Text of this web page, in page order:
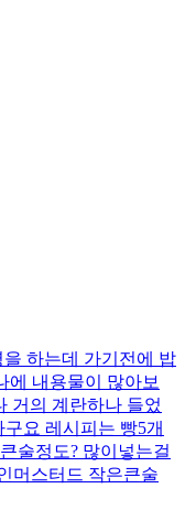
하는데 가기전에 밥
에 내용물이 많아보
거의 계란하나 들었
요 레시피는 빵5개
술정도? 많이넣는걸
머스터드 작은큰술